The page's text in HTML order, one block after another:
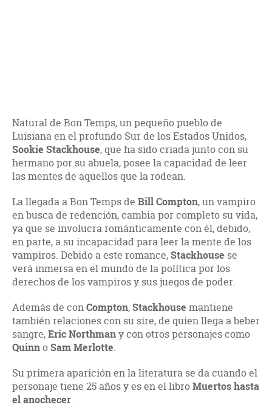
Natural de Bon Temps, un pequeño pueblo de
Luisiana en el profundo Sur de los Estados Unidos,
Sookie Stackhouse, que ha sido criada junto con su
hermano por su abuela, posee la capacidad de leer
las mentes de aquellos que la rodean.
La llegada a Bon Temps de Bill Compton, un vampiro
en busca de redención, cambia por completo su vida,
ya que se involucra románticamente con él, debido,
en parte, a su incapacidad para leer la mente de los
vampiros. Debido a este romance,Stackhouse se
verá inmersa en el mundo de la política por los
derechos de los vampiros y sus juegos de poder.
Además de conCompton,Stackhouse mantiene
también relaciones con su sire, de quien llega a beber
sangre,Eric Northmany con otros personajes como
QuinnoSam Merlotte.
Su primera aparición en la literatura se da cuando el
personaje tiene 25 años y es en el libroMuertos hasta
el anochecer.